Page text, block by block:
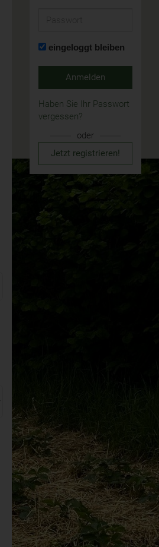
eingeloggt bleiben
Anmelden
Haben Sie Ihr Passwort
vergessen?
oder
Jetzt registrieren!